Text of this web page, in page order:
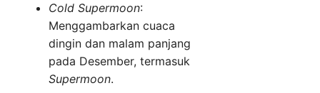
Cold Supermoon:
Menggambarkan cuaca
dingin dan malam panjang
pada Desember, termasuk
Supermoon.